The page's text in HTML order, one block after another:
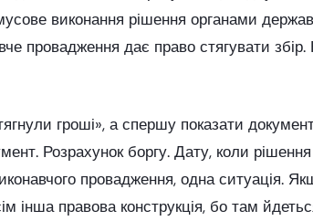
виконання рішення органами
провадження дає право стягувати
гроші», а спершу показати
Розрахунок боргу. Дату, коли
провадження, одна ситуація.
правова конструкція, бо там